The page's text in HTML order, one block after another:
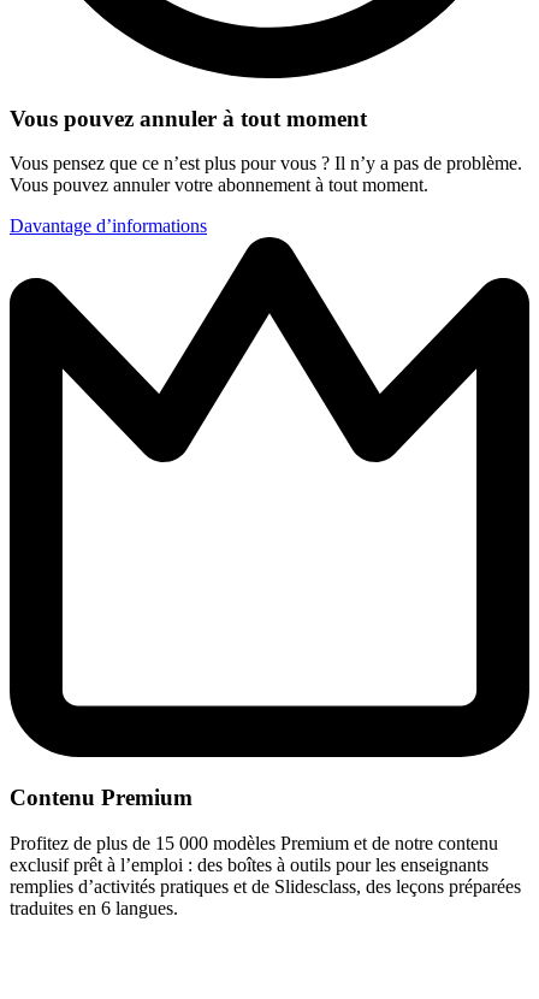
Vous pouvez annuler à tout moment
Vous pensez que ce n’est plus pour vous ? Il n’y a pas de problème.
Vous pouvez annuler votre abonnement à tout moment.
Davantage d’informations
Contenu Premium
Profitez de plus de 15 000 modèles Premium et de notre contenu
exclusif prêt à l’emploi : des boîtes à outils pour les enseignants
remplies d’activités pratiques et de Slidesclass, des leçons préparées
traduites en 6 langues.